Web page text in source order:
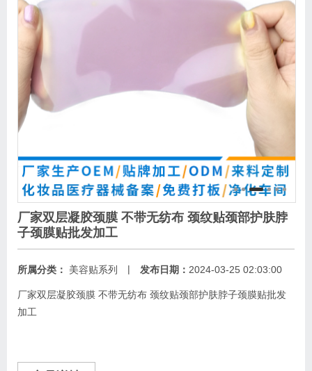
厂家双层凝胶颈膜 不带无纺布 颈纹贴颈部护肤脖
子颈膜贴批发加工
所属分类： 美容贴系列 | 发布日期： 2024-03-25 02:03:00
厂家双层凝胶颈膜 不带无纺布 颈纹贴颈部护肤脖子颈膜贴批发
加工